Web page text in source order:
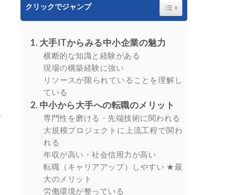
クリックでジャンプ Toggle Table of Content
大手ITからみる中小企業の魅力
横断的な知識と経験がある
現場の構築経験に強い
リソースが限られていることを理解し
ている
中小から大手への転職のメリット
専門性を磨ける・先端技術に関われる
大規模プロジェクトに上流工程で関わ
れる
年収が高い・社会信用力が高い
転職（キャリアアップ）しやすい ★最
大のメリット
労働環境が整っている